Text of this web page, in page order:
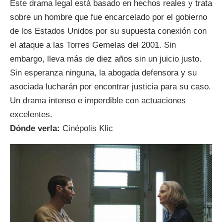
Este drama legal está basado en hechos reales y trata
sobre un hombre que fue encarcelado por el gobierno
de los Estados Unidos por su supuesta conexión con
el ataque a las Torres Gemelas del 2001. Sin
embargo, lleva más de diez años sin un juicio justo.
Sin esperanza ninguna, la abogada defensora y su
asociada lucharán por encontrar justicia para su caso.
Un drama intenso e imperdible con actuaciones
excelentes.
Dónde verla: Cinépolis Klic